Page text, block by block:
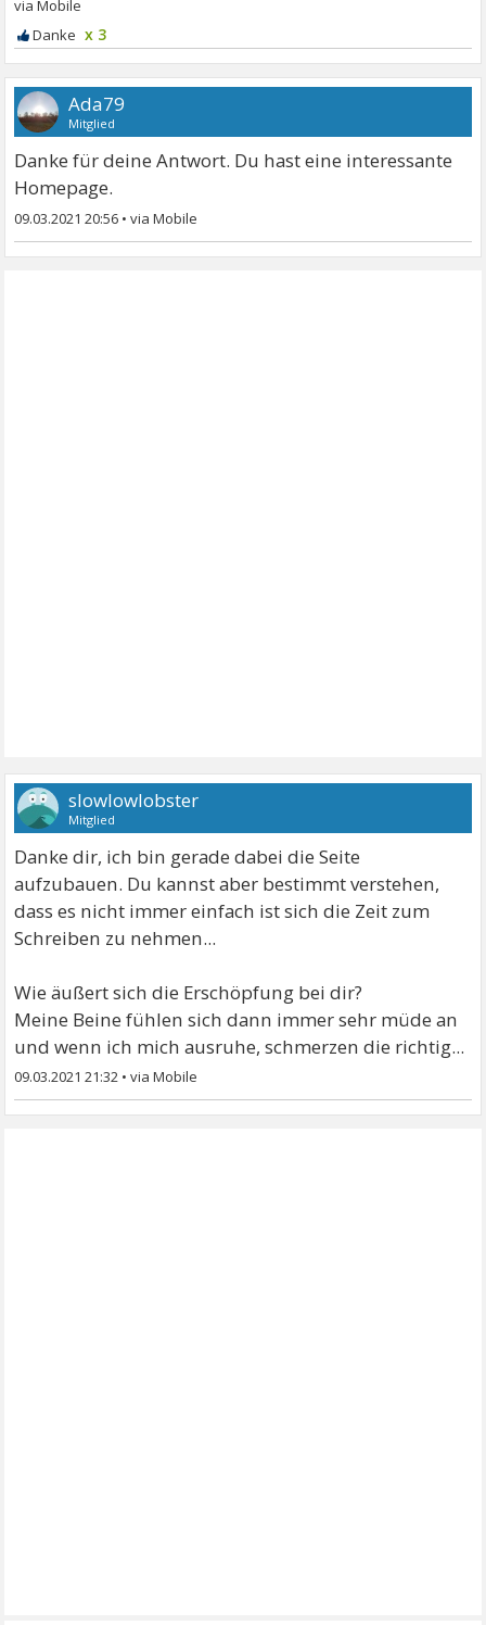
x 3
Ada79
Mitglied
Danke für deine Antwort. Du hast eine interessante
Homepage.
09.03.2021 20:56 •
slowlowlobster
Mitglied
Danke dir, ich bin gerade dabei die Seite
aufzubauen. Du kannst aber bestimmt verstehen,
dass es nicht immer einfach ist sich die Zeit zum
Schreiben zu nehmen...
Wie äußert sich die Erschöpfung bei dir?
Meine Beine fühlen sich dann immer sehr müde an
und wenn ich mich ausruhe, schmerzen die richtig...
09.03.2021 21:32 •